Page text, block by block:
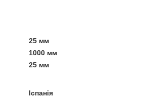
25 мм
1000 мм
25 мм
Іспанія